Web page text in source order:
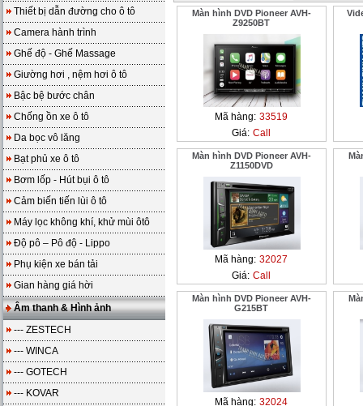
Thiết bị dẫn đường cho ô tô
Camera hành trình
Ghế độ - Ghế Massage
Giường hơi , nệm hơi ô tô
Bậc bệ bước chân
Chống ồn xe ô tô
Da bọc vô lăng
Bạt phủ xe ô tô
Bơm lốp - Hút bụi ô tô
Cảm biến tiến lùi ô tô
Máy lọc không khí, khử mùi ôtô
Độ pô – Pô độ - Lippo
Phụ kiện xe bán tải
Gian hàng giá hời
Âm thanh & Hình ảnh
--- ZESTECH
--- WINCA
--- GOTECH
--- KOVAR
Màn hình DVD Pioneer AVH-
Z9250BT
Mã hàng: 33519
Giá: Call
Màn hình DVD Pioneer AVH-
Z1150DVD
Mã hàng: 32027
Giá: Call
Màn hình DVD Pioneer AVH-
G215BT
Mã hàng: 32024